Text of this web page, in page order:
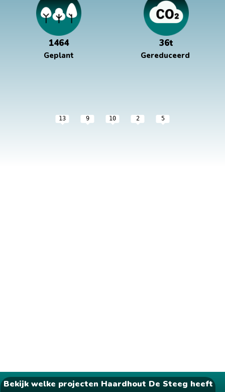
1464
Geplant
36t
Gereduceerd
13 9 10 2 5
Bekijk welke projecten Haardhout De Steeg heeft